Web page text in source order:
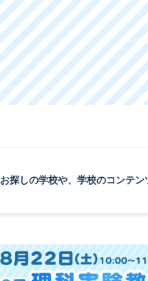
お探しの学校や、学校のコンテン